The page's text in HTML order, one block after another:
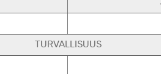
TURVALLISUUS